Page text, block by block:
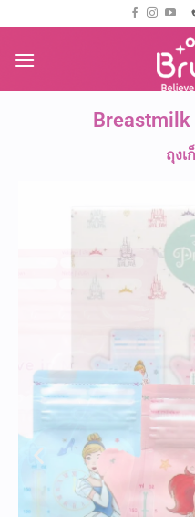
Breastmilk
ถุง